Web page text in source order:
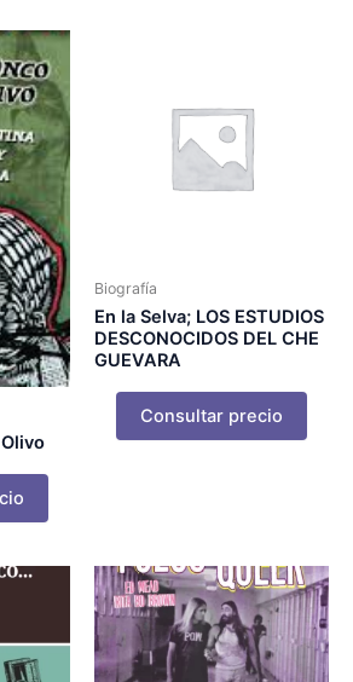
Biografía
En la Selva; LOS ESTUDIOS
DESCONOCIDOS DEL CHE
GUEVARA
Consultar precio